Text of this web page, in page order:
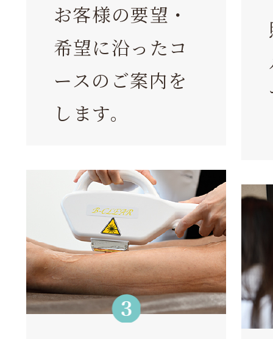
お客様の要望・
希望に沿ったコ
ースのご案内を
します。